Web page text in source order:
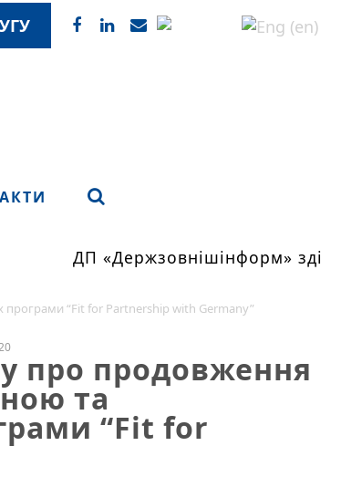
ДП «Держзовнішінформ»
програми “Fit for Partnership with Germany”
про продовження
та
“Fit for